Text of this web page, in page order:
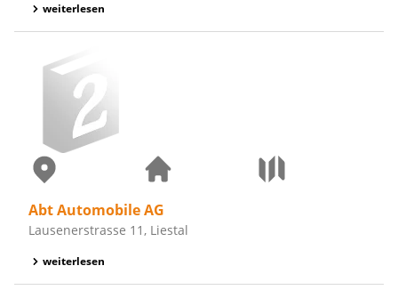
weiterlesen
Abt Automobile AG
Lausenerstrasse 11, Liestal
weiterlesen